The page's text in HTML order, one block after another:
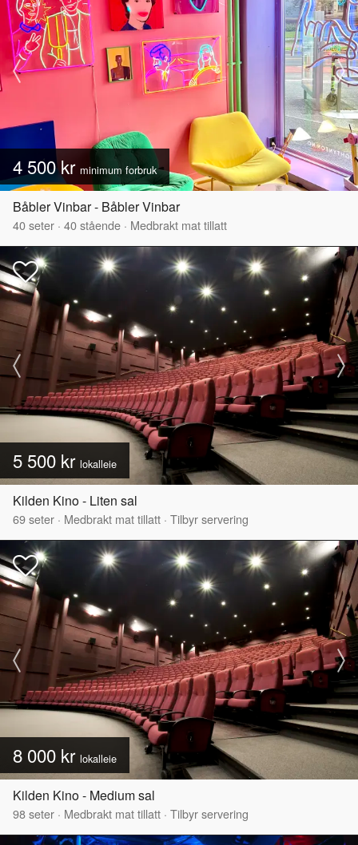
4 500 kr minimum forbruk
Båbler Vinbar - Båbler Vinbar
40seter · 40stående · Medbrakt mat tillatt
5 500 kr lokalleie
Kilden Kino - Liten sal
69seter · Medbrakt mat tillatt · Tilbyr servering
8 000 kr lokalleie
Kilden Kino - Medium sal
98seter · Medbrakt mat tillatt · Tilbyr servering